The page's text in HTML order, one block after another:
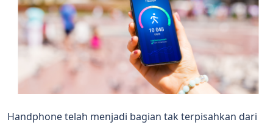
Handphone telah menjadi bagian tak terpisahkan dari